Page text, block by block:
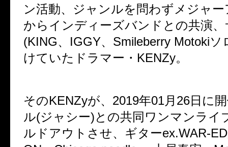
ン活動、ジャンルを問わずメジャ
からインディーズバンドとの共演
(KING、IGGY、Smileberry Motoki
けていたドラマー・KENZy。
そのKENZyが、2019年01月26日に
ル(ジャシー)との共同ワンマンライ
ルドアウトさせ、ギターex.WAR-